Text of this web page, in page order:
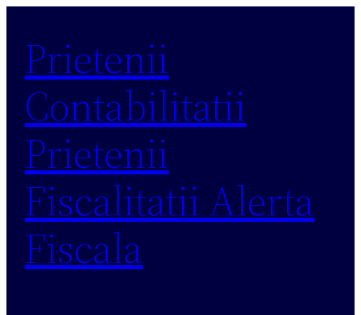
conținut
Prietenii
Contabilitatii
Prietenii
Fiscalitatii Alerta
Fiscala